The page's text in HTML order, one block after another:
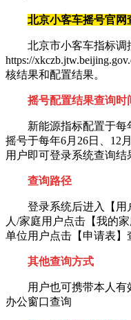
北京小客车摇号官网
北京市小客车指标调
https://
核结果和配置结果。
摇号配置结果查询时
新能源指标配置于每年
摇号于每年6月26日、12
用户即可登录系统查询结
查询路径
登录系统后进入【用
人/家庭用户点击【我的
单位用户点击【申请表】
其他查询方式
用户也可携带本人有
办公窗口查询